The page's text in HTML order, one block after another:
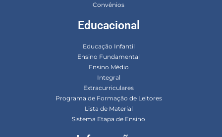
Convênios
Educacional
Educação Infantil
Ensino Fundamental
Ensino Médio
Integral
Extracurriculares
Programa de Formação de Leitores
Lista de Material
Sistema Etapa de Ensino